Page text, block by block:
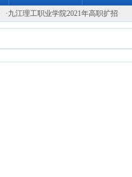
·九江理工职业学院2021年高职扩招